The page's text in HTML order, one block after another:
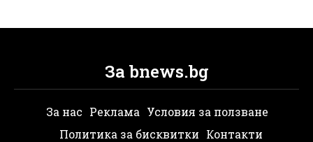
За bnews.bg
За нас Реклама Условия за ползване
Политика за бисквитки Контакти